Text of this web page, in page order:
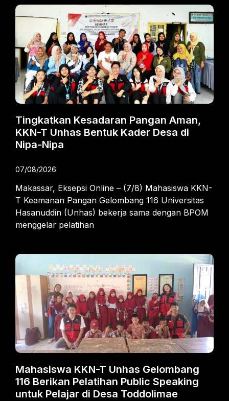
Tingkatkan Kesadaran Pangan Aman,
KKN-T Unhas Bentuk Kader Desa di
Nipa-Nipa
07/08/2026
Makassar, Eksepsi Online – (7/8) Mahasiswa KKN-
T Keamanan Pangan Gelombang 116 Universitas
Hasanuddin (Unhas) bekerja sama dengan BPOM
menggelar pelatihan
Mahasiswa KKN-T Unhas Gelombang
116 Berikan Pelatihan Public Speaking
untuk Pelajar di Desa Toddolimae